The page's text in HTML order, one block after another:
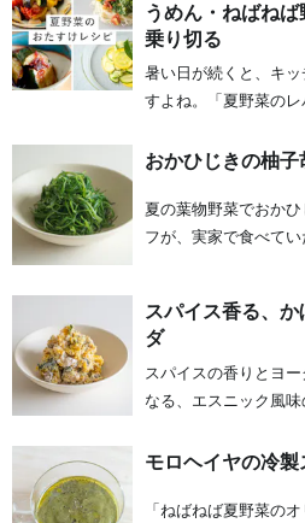
うめん・ねばねば
乗り切る
暑い日が続くと、キ
すよね。「夏野菜のレ
おかひじきの柚子
夏の葉物野菜でおか
フが、実家で食べてい
スパイス香る、
ダ
スパイスの香りとヨ
なる、エスニック風味
モロヘイヤの冷製
「ねばねば夏野菜の